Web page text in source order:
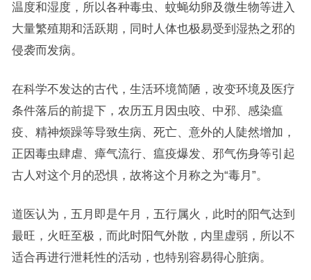
温度和湿度，所以各种毒虫、蚊蝇幼卵及微生物等进入
大量繁殖期和活跃期，同时人体也极易受到湿热之邪的
侵袭而发病。
在科学不发达的古代，生活环境简陋，改变环境及医疗
条件落后的前提下，农历五月因虫咬、中邪、感染瘟
疫、精神烦躁等导致生病、死亡、意外的人陡然增加，
正因毒虫肆虐、瘴气流行、瘟疫爆发、邪气伤身等引起
古人对这个月的恐惧，故将这个月称之为“毒月”。
道医认为，五月即是午月，五行属火，此时的阳气达到
最旺，火旺至极，而此时阳气外散，内里虚弱，所以不
适合再进行泄耗性的活动，也特别容易得心脏病。